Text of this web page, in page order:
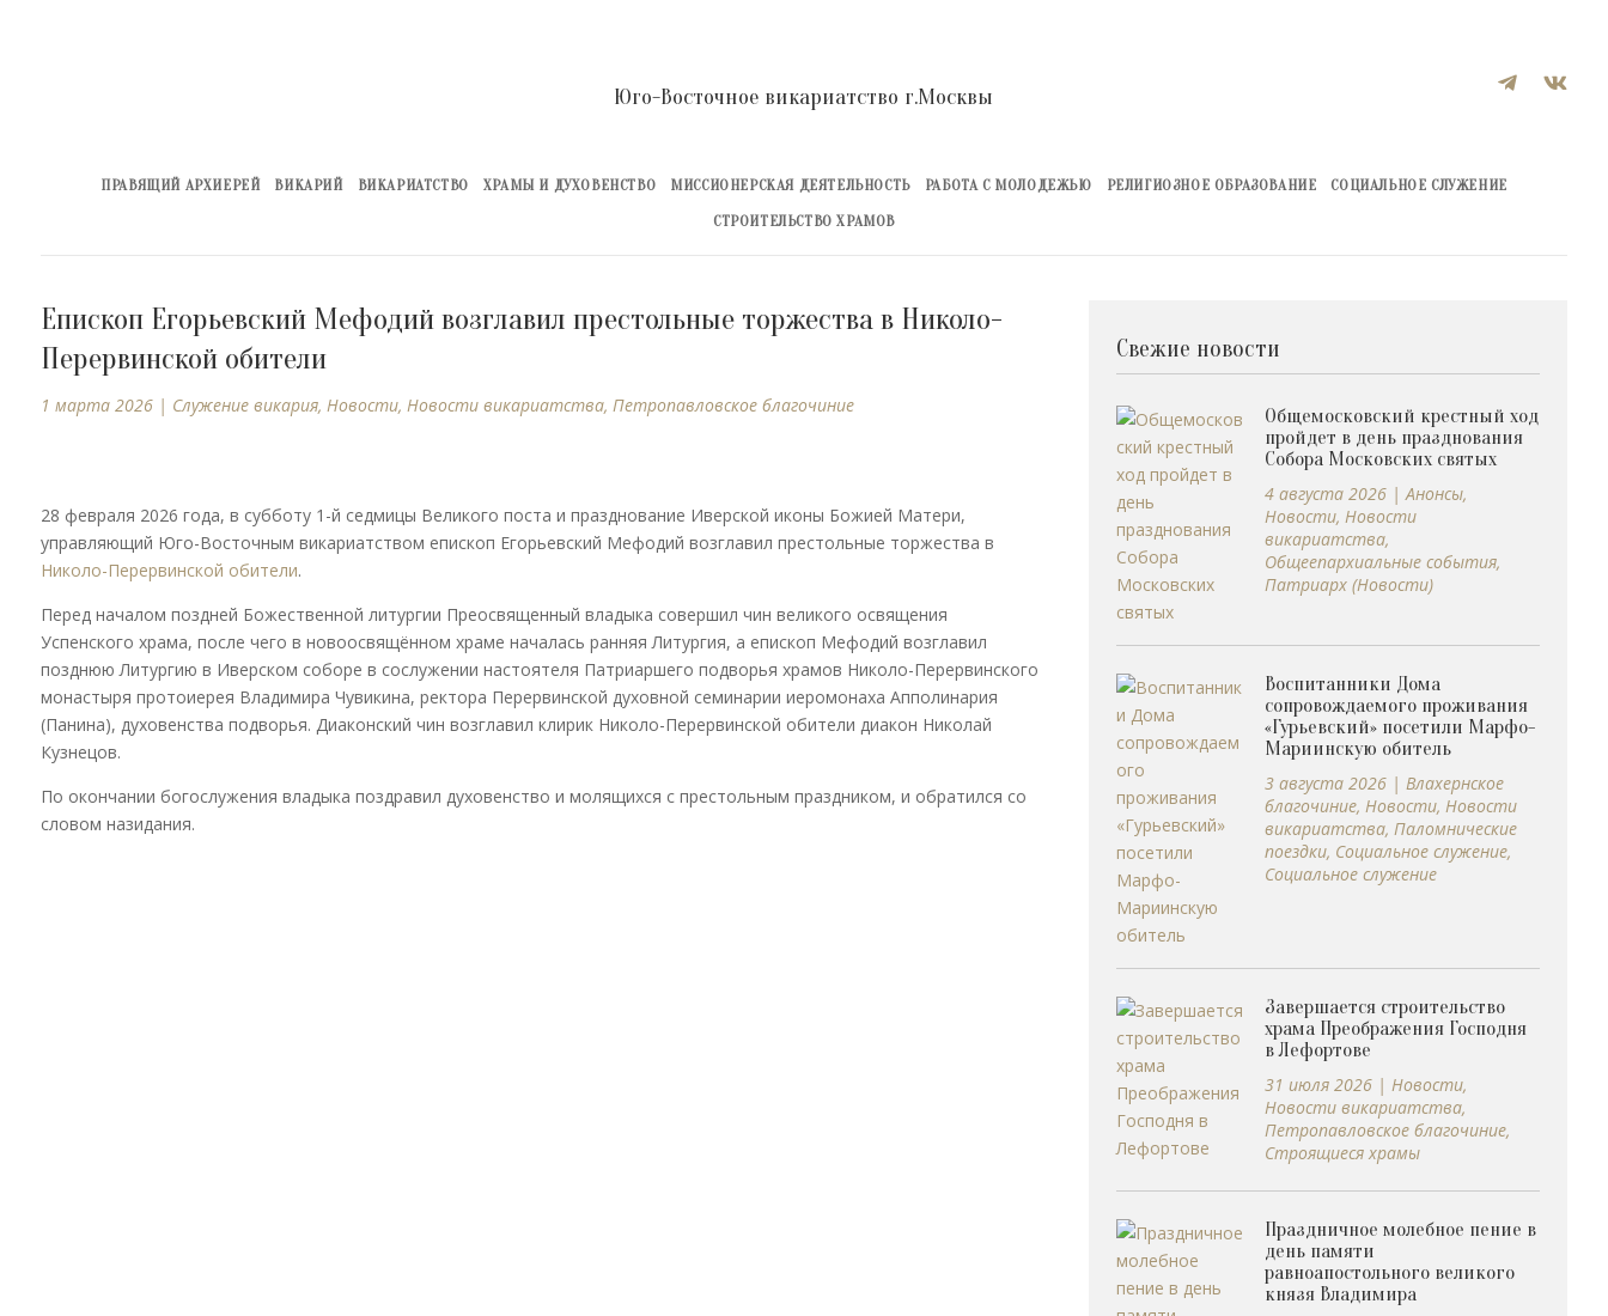
 
Юго-Восточное викариатство г.Москвы
ПРАВЯЩИЙ АРХИЕРЕЙ ВИКАРИЙ ВИКАРИАТСТВО ХРАМЫ И ДУХОВЕНСТВО МИССИОНЕРСКАЯ ДЕЯТЕЛЬНОСТЬ РАБОТА С МОЛОДЕЖЬЮ РЕЛИГИОЗНОЕ ОБРАЗОВАНИЕ
СОЦИАЛЬНОЕ СЛУЖЕНИЕ
СТРОИТЕЛЬСТВО ХРАМОВ
Епископ Егорьевский Мефодий возглавил престольные торжества в Николо-
Перервинской обители
1 марта 2026| Cлужение викария, Новости, Новости викариатства, Петропавловское благочиние
28 февраля 2026 года, в субботу 1-й седмицы Великого поста и празднование Иверской иконы Божией Матери,
управляющий Юго-Восточным викариатством епископ Егорьевский Мефодий возглавил престольные торжества в
Николо-Перервинской обители.
Перед началом поздней Божественной литургии Преосвященный владыка совершил чин великого освящения
Успенского храма, после чего в новоосвящённом храме началась ранняя Литургия, а епископ Мефодий возглавил
позднюю Литургию в Иверском соборе в сослужении настоятеля Патриаршего подворья храмов Николо-Перервинского
монастыря протоиерея Владимира Чувикина, ректора Перервинской духовной семинарии иеромонаха Апполинария
(Панина), духовенства подворья. Диаконский чин возглавил клирик Николо-Перервинской обители диакон Николай
Кузнецов.
По окончании богослужения владыка поздравил духовенство и молящихся с престольным праздником, и обратился со
словом назидания.
Свежие новости
Общемосковский крестный ход
пройдет в день празднования
Собора Московских святых
4 августа 2026 |Анонсы,
Новости,Новости
викариатства,
Общеепархиальные события,
Патриарх (Новости)
Воспитанники Дома
сопровождаемого проживания
«Гурьевский» посетили Марфо-
Мариинскую обитель
3 августа 2026 |Влахернское
благочиние,Новости,Новости
викариатства,Паломнические
поездки, Социальное служение,
Социальное служение
Завершается строительство
храма Преображения Господня
в Лефортове
31 июля 2026 |Новости,
Новости викариатства,
Петропавловское благочиние,
Строящиеся храмы
Праздничное молебное пение в
день памяти
равноапостольного великого
князя Владимира